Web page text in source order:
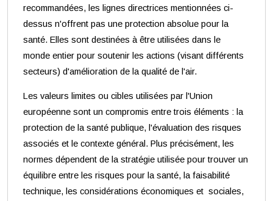
recommandées, les lignes directrices mentionnées ci-
dessus n'offrent pas une protection absolue pour la
santé. Elles sont destinées à être utilisées dans le
monde entier pour soutenir les actions (visant différents
secteurs) d'amélioration de la qualité de l'air.
Les valeurs limites ou cibles utilisées par l'Union
européenne sont un compromis entre trois éléments : la
protection de la santé publique, l'évaluation des risques
associés et le contexte général. Plus précisément, les
normes dépendent de la stratégie utilisée pour trouver un
équilibre entre les risques pour la santé, la faisabilité
technique, les considérations économiques et sociales,